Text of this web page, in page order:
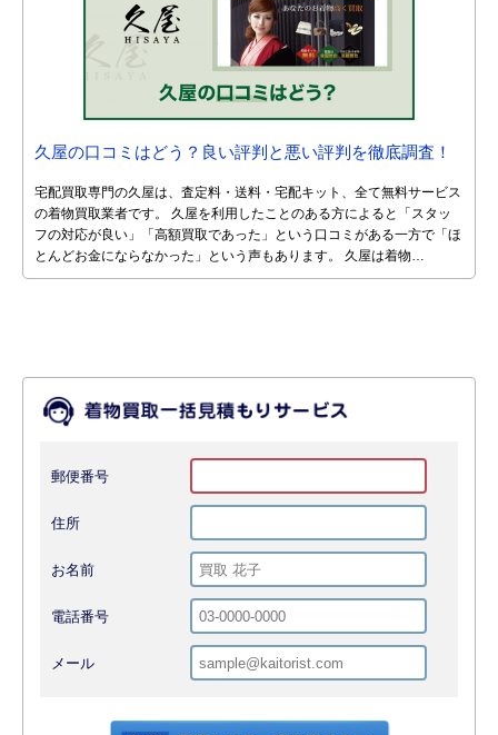
久屋の口コミはどう？良い評判と悪い評判を徹底調査！
宅配買取専門の久屋は、査定料・送料・宅配キット、全て無料サービス
の着物買取業者です。 久屋を利用したことのある方によると「スタッ
フの対応が良い」「高額買取であった」という口コミがある一方で「ほ
とんどお金にならなかった」という声もあります。 久屋は着物…
郵便番号
住所
お名前
電話番号
メール